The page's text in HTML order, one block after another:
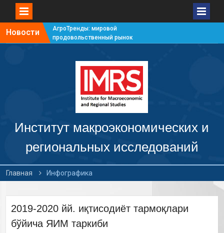
Новости
АгроТренды: мировой
продовольственный рынок
продовольственный рынок
АгроТренды: мировой
продовольственный рынок
АгроТренды: мировой
#4
Институт макроэкономических и
региональных исследований
Главная Инфографика
2019-2020 йй. иқтисодиёт тармоқлари
бўйича ЯИМ таркиби